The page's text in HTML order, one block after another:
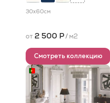
30x60см
от 2 500 Р/ м2
Смотреть коллекцию